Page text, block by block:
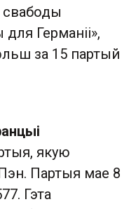
свабоды
Германіі»,
за 15 партый
якую
Партыя мае 8
Гэта